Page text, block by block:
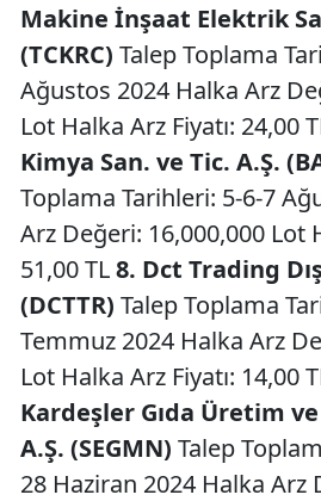
Makine İnşaat Elektrik
(TCKRC) Talep Toplama
Ağustos 2024 Halka Arz
Lot Halka Arz Fiyatı: 24,00
Kimya San. ve Tic. A.Ş.
Toplama Tarihleri: 5-6-7
Arz Değeri: 16,000,000 Lot
51,00 TL8. Dct Trading
(DCTTR) Talep Toplama
Temmuz 2024 Halka Arz
Lot Halka Arz Fiyatı: 14,00
Kardeşler Gıda Üretim
A.Ş. (SEGMN) Talep
28 Haziran 2024 Halka Arz